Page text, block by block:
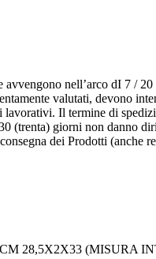
avvengono nell’arco dI 7 /
valutati, devono
Il termine di
(trenta) giorni non danno
dei Prodotti (anche
28,5X2X33 (MISURA